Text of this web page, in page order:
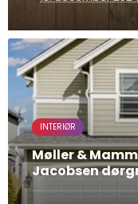
INTERIØR
Møller &
Jacobsen